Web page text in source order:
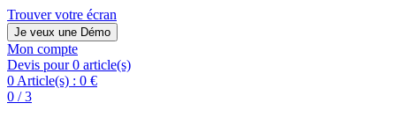
Trouver votre écran
Je veux une Démo
Mon compte
Devis pour 0 article(s)
0 Article(s) : 0 €
0 / 3